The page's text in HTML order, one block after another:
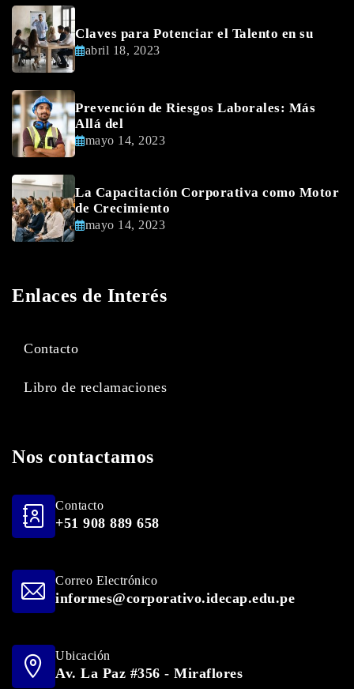
Claves para Potenciar el Talento en su
abril 18, 2023
Prevención de Riesgos Laborales: Más
Allá del
mayo 14, 2023
La Capacitación Corporativa como Motor
de Crecimiento
mayo 14, 2023
Enlaces de Interés
Contacto
Libro de reclamaciones
Nos contactamos
Contacto
+51 908 889 658
Correo Electrónico
informes@corporativo.idecap.edu.pe
Ubicación
Av. La Paz #356 - Miraflores